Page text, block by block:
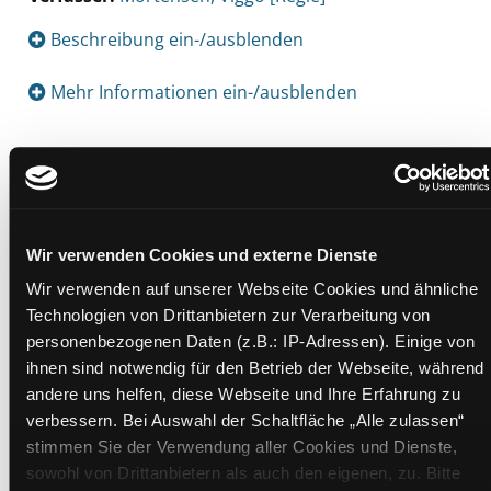
Wir verwenden Cookies und externe Dienste
Wir verwenden auf unserer Webseite Cookies und ähnliche
Technologien von Drittanbietern zur Verarbeitung von
personenbezogenen Daten (z.B.: IP-Adressen). Einige von
ihnen sind notwendig für den Betrieb der Webseite, während
andere uns helfen, diese Webseite und Ihre Erfahrung zu
verbessern. Bei Auswahl der Schaltfläche „Alle zulassen“
stimmen Sie der Verwendung aller Cookies und Dienste,
sowohl von Drittanbietern als auch den eigenen, zu. Bitte
Beschreibung ein-/ausblenden
Mehr Informationen ein-/ausblenden
Exemplare
Standort 2:
Ausleihe
Status:Verfügbar
Vorbestellungen:0
Mediengruppe:DVD
Frist:
Barcode: 2202SB00815